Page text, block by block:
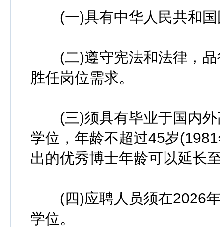
(一)具有中华人民共和国
(二)遵守宪法和法律，品
胜任岗位需求。
(三)须具有毕业于国内外
学位，年龄不超过45岁
出的优秀博士年龄可以延长
(四)应聘人员须在2026年
学位。